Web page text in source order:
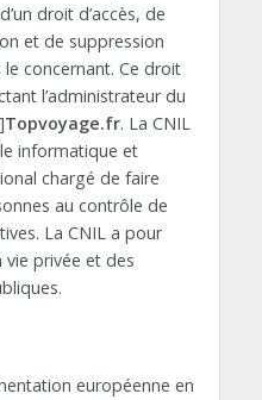
droit d’accès, de
et de suppression
concernant. Ce droit
l’administrateur du
Topvoyage.fr. La CNIL
informatique et
chargé de faire
au contrôle de
La CNIL a pour
privée et des
européenne en